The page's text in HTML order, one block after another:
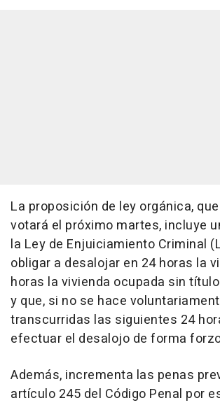
La proposición de ley orgánica,
votará el próximo martes, incluye
la Ley de Enjuiciamiento Criminal
obligar a desalojar en 24 horas la
horas la vivienda ocupada sin
y que, si no se hace
transcurridas las siguientes 24
efectuar el desalojo de forma
Además, incrementa las penas
artículo 245 del Código Penal por